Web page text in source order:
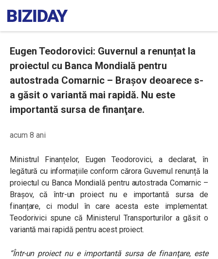
Eugen Teodorovici: Guvernul a renunțat la
proiectul cu Banca Mondială pentru
autostrada Comarnic – Braşov deoarece s-
a găsit o variantă mai rapidă. Nu este
importantă sursa de finanţare.
acum 8 ani
Ministrul Finanțelor, Eugen Teodorovici, a declarat, în
legătură cu informațiile conform cărora Guvernul renunță la
proiectul cu Banca Mondială pentru autostrada Comarnic –
Brașov, că într-un proiect nu e importantă sursa de
finanțare, ci modul în care acesta este implementat.
Teodorivici spune că Ministerul Transporturilor a găsit o
variantă mai rapidă pentru acest proiect.
“Într-un proiect nu e importantă sursa de finanţare, este